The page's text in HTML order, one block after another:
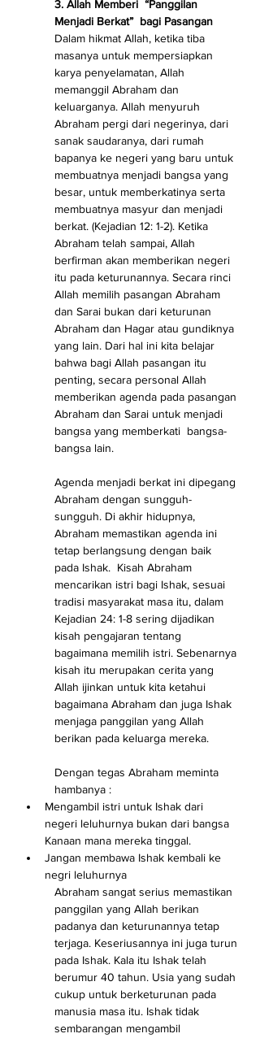
3. Allah Memberi  “Panggilan
Menjadi Berkat”  bagi Pasangan
Dalam hikmat Allah, ketika tiba
masanya untuk mempersiapkan
karya penyelamatan, Allah
memanggil Abraham dan
keluarganya. Allah menyuruh
Abraham pergi dari negerinya, dari
sanak saudaranya, dari rumah
bapanya ke negeri yang baru untuk
membuatnya menjadi bangsa yang
besar, untuk memberkatinya serta
membuatnya masyur dan menjadi
berkat. (Kejadian 12: 1-2). Ketika
Abraham telah sampai, Allah
berfirman akan memberikan negeri
itu pada keturunannya. Secara rinci
Allah memilih pasangan Abraham
dan Sarai bukan dari keturunan
Abraham dan Hagar atau gundiknya
yang lain. Dari hal ini kita belajar
bahwa bagi Allah pasangan itu
penting, secara personal Allah
memberikan agenda pada pasangan
Abraham dan Sarai untuk menjadi
bangsa yang memberkati  bangsa-
bangsa lain.
Agenda menjadi berkat ini dipegang
Abraham dengan sungguh-
sungguh. Di akhir hidupnya,
Abraham memastikan agenda ini
tetap berlangsung dengan baik
pada Ishak.  Kisah Abraham
mencarikan istri bagi Ishak, sesuai
tradisi masyarakat masa itu, dalam
Kejadian 24: 1-8 sering dijadikan
kisah pengajaran tentang
bagaimana memilih istri. Sebenarnya
kisah itu merupakan cerita yang
Allah ijinkan untuk kita ketahui
bagaimana Abraham dan juga Ishak
menjaga panggilan yang Allah
berikan pada keluarga mereka.
Dengan tegas Abraham meminta
hambanya :
Mengambil istri untuk Ishak dari
negeri leluhurnya bukan dari bangsa
Kanaan mana mereka tinggal.
Jangan membawa Ishak kembali ke
negri leluhurnya
Abraham sangat serius memastikan
panggilan yang Allah berikan
padanya dan keturunannya tetap
terjaga. Keseriusannya ini juga turun
pada Ishak. Kala itu Ishak telah
berumur 40 tahun. Usia yang sudah
cukup untuk berketurunan pada
manusia masa itu. Ishak tidak
sembarangan mengambil